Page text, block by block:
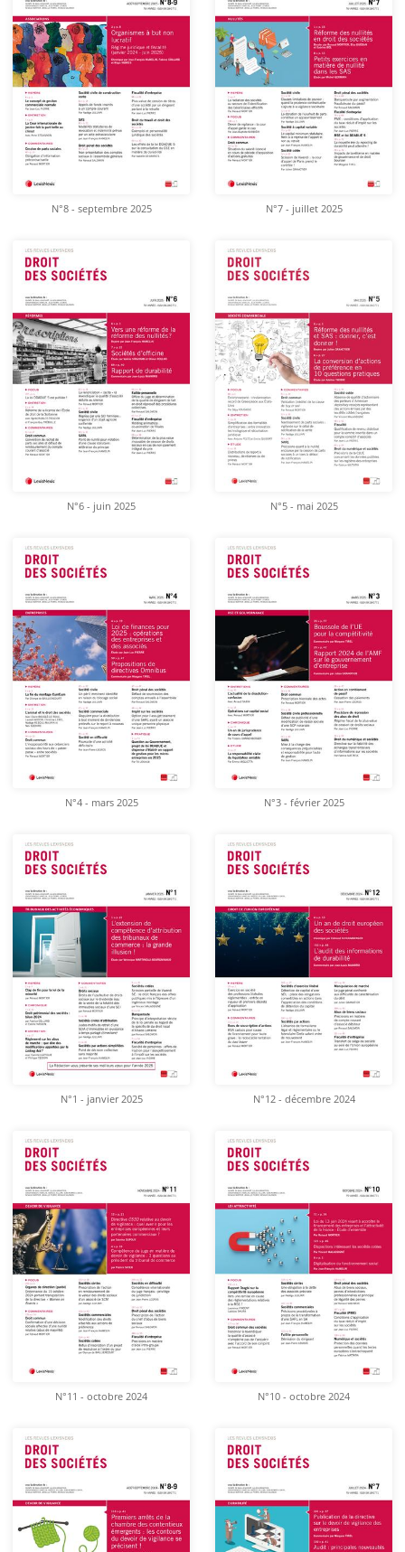
N°8 - septembre 2025 N°7 - juillet 2025
N°6 - juin 2025 N°5 - mai 2025
N°4 - mars 2025 N°3 - février 2025
N°1 - janvier 2025 N°12 - décembre 2024
N°11 - octobre 2024 N°10 - octobre 2024